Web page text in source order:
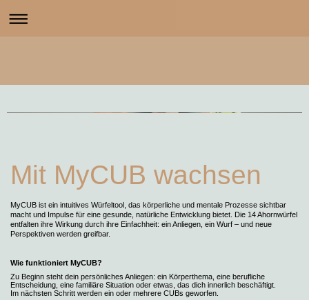
Mit MyCUB wachsen
MyCUB ist ein intuitives Würfeltool, das körperliche und mentale Prozesse sichtbar
macht und Impulse für eine gesunde, natürliche Entwicklung bietet. Die 14 Ahornwürfel
entfalten ihre Wirkung durch ihre Einfachheit: ein Anliegen, ein Wurf – und neue
Perspektiven werden greifbar.
Wie funktioniert MyCUB?
Zu Beginn steht dein persönliches Anliegen: ein Körperthema, eine berufliche
Entscheidung, eine familiäre Situation oder etwas, das dich innerlich beschäftigt.
Im nächsten Schritt werden ein oder mehrere CUBs geworfen.